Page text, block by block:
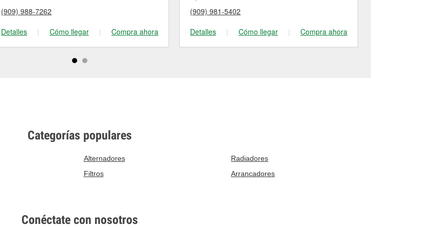
(909) 988-7262
Detalles
| Cómo llegar | Compra ahora
(909) 981-5402
Detalles
| Cómo llegar | Compra ahora
Categorías populares
Alternadores
Radiadores
Filtros Arrancadores
Conéctate con nosotros